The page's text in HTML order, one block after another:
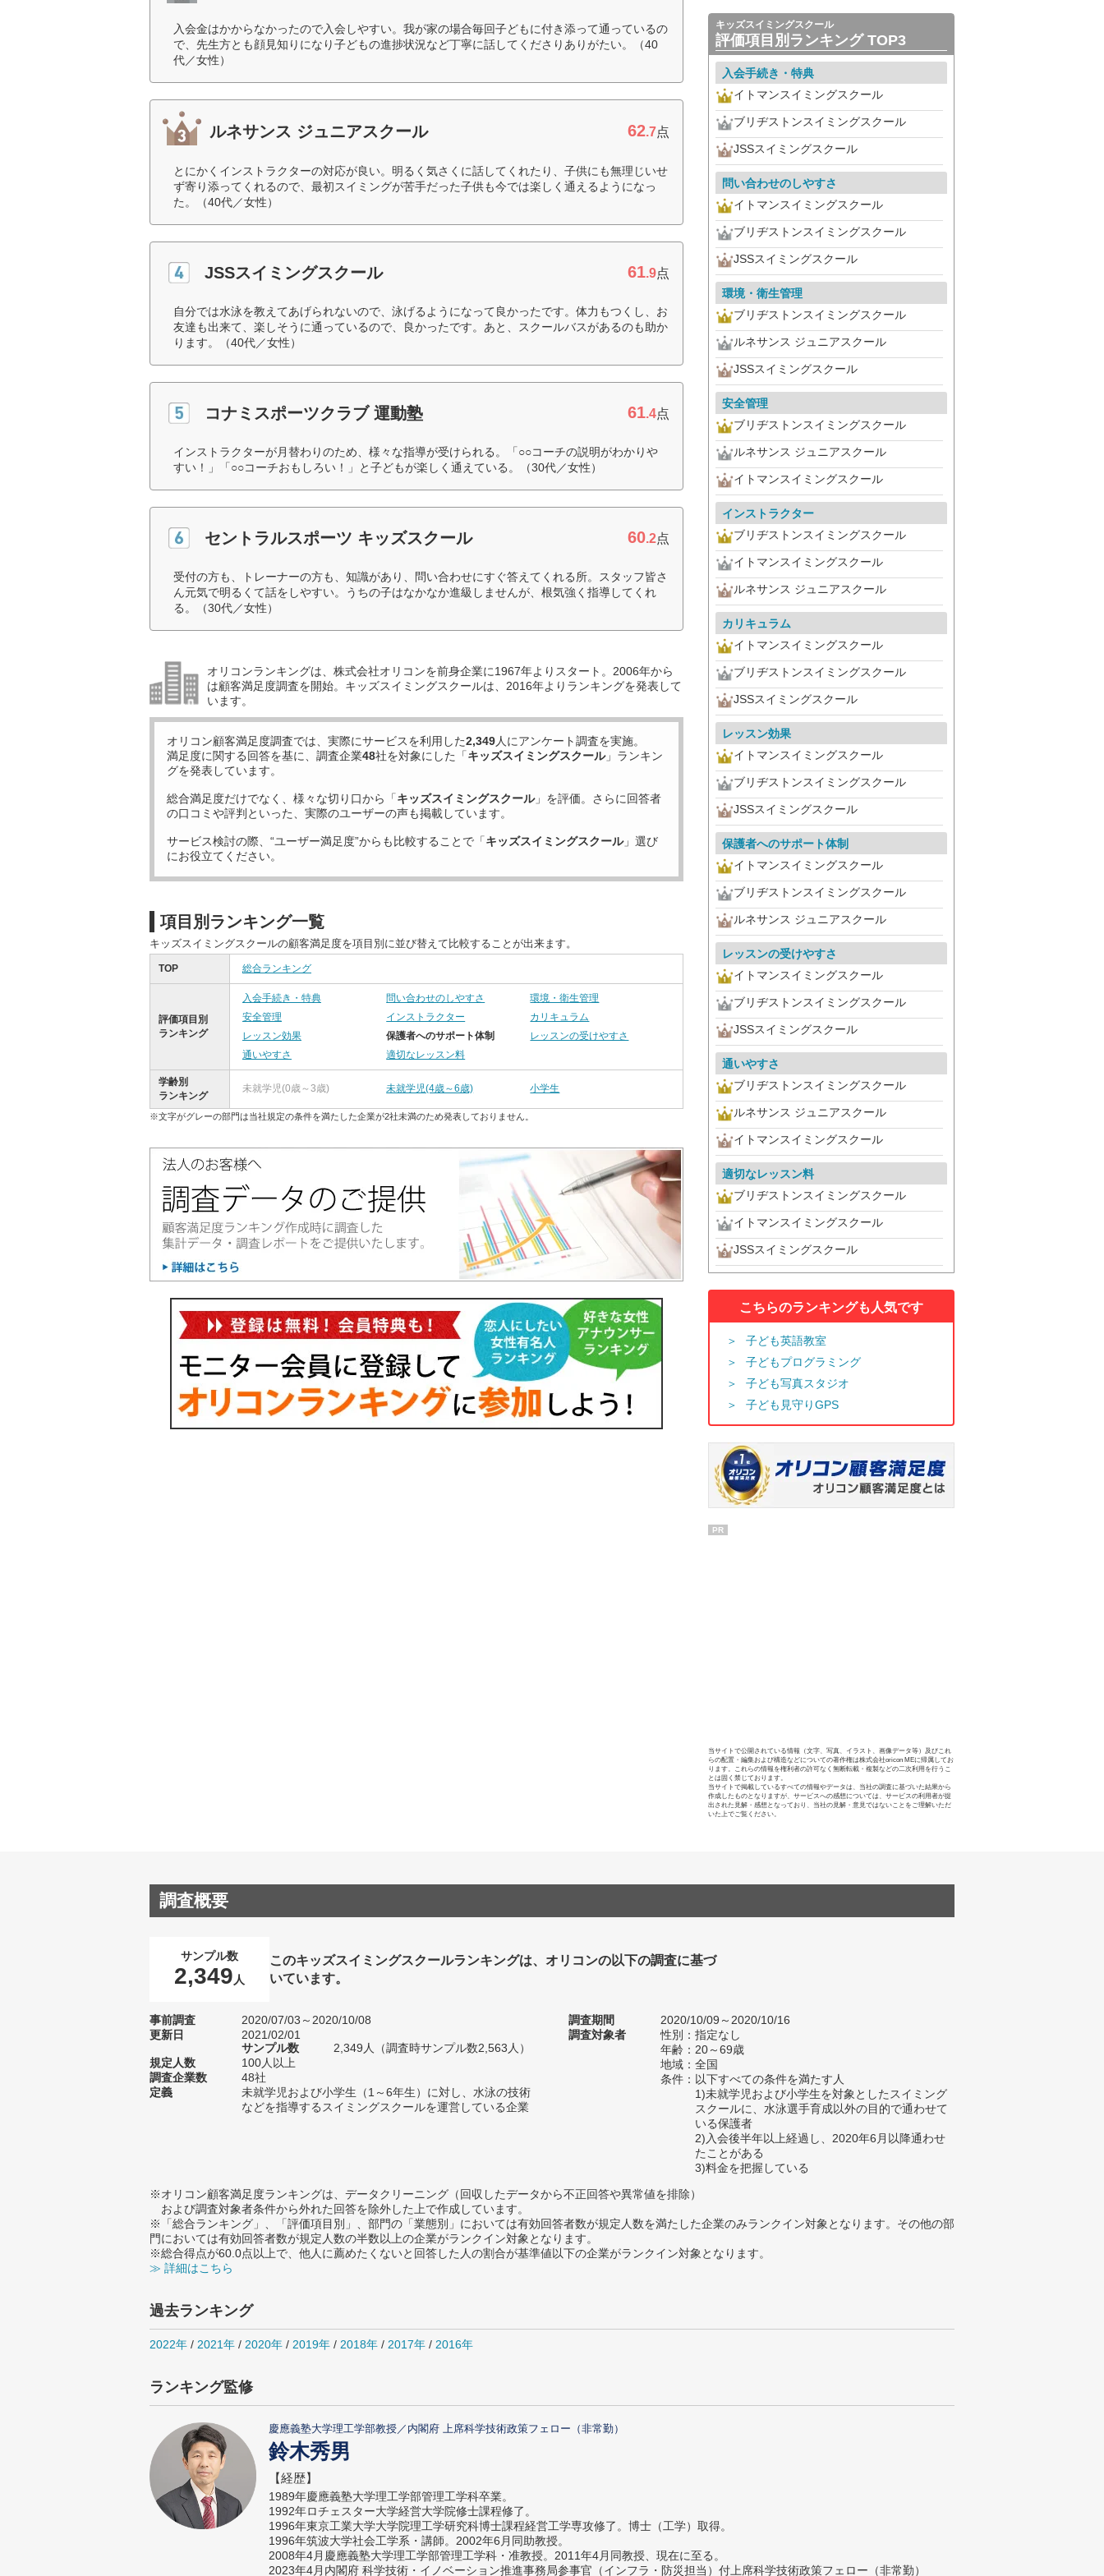
入会金はかからなかったので入会しやすい。我が家の場合毎回子どもに付き添って通っているの
で、先生方とも顔見知りになり子どもの進捗状況など丁寧に話してくださりありがたい。（40
代／女性）
ルネサンス ジュニアスクール 62.7点
とにかくインストラクターの対応が良い。明るく気さくに話してくれたり、子供にも無理じいせ
ず寄り添ってくれるので、最初スイミングが苦手だった子供も今では楽しく通えるようになっ
た。（40代／女性）
JSSスイミングスクール 61.9点
自分では水泳を教えてあげられないので、泳げるようになって良かったです。体力もつくし、お
友達も出来て、楽しそうに通っているので、良かったです。あと、スクールバスがあるのも助か
ります。（40代／女性）
コナミスポーツクラブ 運動塾 61.4点
インストラクターが月替わりのため、様々な指導が受けられる。「○○コーチの説明がわかりや
すい！」「○○コーチおもしろい！」と子どもが楽しく通えている。（30代／女性）
セントラルスポーツ キッズスクール 60.2点
受付の方も、トレーナーの方も、知識があり、問い合わせにすぐ答えてくれる所。スタッフ皆さ
ん元気で明るくて話をしやすい。うちの子はなかなか進級しませんが、根気強く指導してくれ
る。（30代／女性）
オリコンランキングは、株式会社オリコンを前身企業に1967年よりスタート。2006年から
は顧客満足度調査を開始。キッズスイミングスクールは、2016年よりランキングを発表して
います。
オリコン顧客満足度調査では、実際にサービスを利用した2,349人にアンケート調査を実施。
満足度に関する回答を基に、調査企業48社を対象にした「キッズスイミングスクール」ランキン
グを発表しています。
総合満足度だけでなく、様々な切り口から「キッズスイミングスクール」を評価。さらに回答者
の口コミや評判といった、実際のユーザーの声も掲載しています。
サービス検討の際、“ユーザー満足度”からも比較することで「キッズスイミングスクール」選び
にお役立てください。
項目別ランキング一覧
キッズスイミングスクールの顧客満足度を項目別に並び替えて比較することが出来ます。
TOP 総合ランキング
評価項目別
ランキング
入会手続き・特典 問い合わせのしやすさ
環境・衛生管理
安全管理
インストラクター
カリキュラム
レッスン効果
保護者へのサポート体制
レッスンの受けやすさ
通いやすさ
適切なレッスン料
学齢別
ランキング
未就学児(0歳～3歳) 未就学児(4歳～6歳) 小学生
※文字がグレーの部門は当社規定の条件を満たした企業が2社未満のため発表しておりません。
キッズスイミングスクール
評価項目別ランキング TOP3
入会手続き・特典
イトマンスイミングスクール
ブリヂストンスイミングスクール
JSSスイミングスクール
問い合わせのしやすさ
イトマンスイミングスクール
ブリヂストンスイミングスクール
JSSスイミングスクール
環境・衛生管理
ブリヂストンスイミングスクール
ルネサンス ジュニアスクール
JSSスイミングスクール
安全管理
ブリヂストンスイミングスクール
ルネサンス ジュニアスクール
イトマンスイミングスクール
インストラクター
ブリヂストンスイミングスクール
イトマンスイミングスクール
ルネサンス ジュニアスクール
カリキュラム
イトマンスイミングスクール
ブリヂストンスイミングスクール
JSSスイミングスクール
レッスン効果
イトマンスイミングスクール
ブリヂストンスイミングスクール
JSSスイミングスクール
保護者へのサポート体制
イトマンスイミングスクール
ブリヂストンスイミングスクール
ルネサンス ジュニアスクール
レッスンの受けやすさ
イトマンスイミングスクール
ブリヂストンスイミングスクール
JSSスイミングスクール
通いやすさ
ブリヂストンスイミングスクール
ルネサンス ジュニアスクール
イトマンスイミングスクール
適切なレッスン料
ブリヂストンスイミングスクール
イトマンスイミングスクール
JSSスイミングスクール
こちらのランキングも人気です
子ども英語教室
子どもプログラミング
子ども写真スタジオ
子ども見守りGPS
PR
当サイトで公開されている情報（文字、写真、イラスト、画像データ等）及びこれ
らの配置・編集および構造などについての著作権は株式会社oricon MEに帰属してお
ります。これらの情報を権利者の許可なく無断転載・複製などの二次利用を行うこ
とは固く禁じております。
当サイトで掲載しているすべての情報やデータは、当社の調査に基づいた結果から
作成したものとなりますが、サービスへの感想については、サービスの利用者が提
出された見解・感想となっており、当社の見解・意見ではないことをご理解いただ
いた上でご覧ください。
調査概要
サンプル数
2,349 人
このキッズスイミングスクールランキングは、オリコンの以下の調査に基づ
いています。
事前調査
2020/07/03～2020/10/08
更新日
2021/02/01
サンプル数
2,349人（調査時サンプル数2,563人）
規定人数
100人以上
調査企業数
48社
定義
未就学児および小学生（1～6年生）に対し、水泳の技術
などを指導するスイミングスクールを運営している企業
調査期間
2020/10/09～2020/10/16
調査対象者
性別：指定なし
年齢：20～69歳
地域：全国
条件：以下すべての条件を満たす人
1)未就学児および小学生を対象としたスイミング
スクールに、水泳選手育成以外の目的で通わせて
いる保護者
2)入会後半年以上経過し、2020年6月以降通わせ
たことがある
3)料金を把握している
※オリコン顧客満足度ランキングは、データクリーニング（回収したデータから不正回答や異常値を排除）
および調査対象者条件から外れた回答を除外した上で作成しています。
※「総合ランキング」、「評価項目別」、部門の「業態別」においては有効回答者数が規定人数を満たした企業のみランクイン対象となります。その他の部
門においては有効回答者数が規定人数の半数以上の企業がランクイン対象となります。
※総合得点が60.0点以上で、他人に薦めたくないと回答した人の割合が基準値以下の企業がランクイン対象となります。
≫ 詳細はこちら
過去ランキング
2022年 / 2021年 / 2020年 / 2019年 / 2018年 / 2017年 / 2016年
ランキング監修
慶應義塾大学理工学部教授／内閣府 上席科学技術政策フェロー（非常勤）
鈴木秀男
【経歴】
1989年慶應義塾大学理工学部管理工学科卒業。
1992年ロチェスター大学経営大学院修士課程修了。
1996年東京工業大学大学院理工学研究科博士課程経営工学専攻修了。博士（工学）取得。
1996年筑波大学社会工学系・講師。2002年6月同助教授。
2008年4月慶應義塾大学理工学部管理工学科・准教授。2011年4月同教授、現在に至る。
2023年4月内閣府 科学技術・イノベーション推進事務局参事官（インフラ・防災担当）付上席科学技術政策フェロー（非常勤）